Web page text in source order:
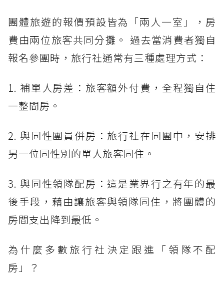
團體旅遊的報價預設皆為「兩人一室」，房
費由兩位旅客共同分攤。 過去當消費者獨自
報名參團時，旅行社通常有三種處理方式：
1. 補單人房差：旅客額外付費，全程獨自住
一整間房。
2. 與同性團員併房：旅行社在同團中，安排
另一位同性別的單人旅客同住。
3. 與同性領隊配房：這是業界行之有年的最
後手段，藉由讓旅客與領隊同住，將團體的
房間支出降到最低。
為什麼多數旅行社決定跟進「領隊不配
房」？